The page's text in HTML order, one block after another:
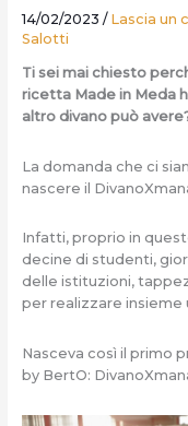
14/02/2023 / Lascia un
Salotti
Ti sei mai chiesto
ricetta Made in Meda
altro divano può
La domanda che ci
nascere il
Infatti, proprio in
decine di studenti,
delle istituzioni,
per realizzare insieme
Nasceva così il primo
by BertO: